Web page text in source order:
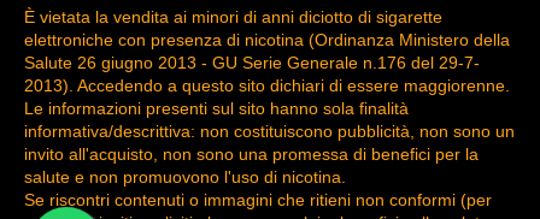
È vietata la vendita ai minori di anni diciotto di sigarette
elettroniche con presenza di nicotina (Ordinanza Ministero della
Salute 26 giugno 2013 - GU Serie Generale n.176 del 29-7-
2013). Accedendo a questo sito dichiari di essere maggiorenne.
Le informazioni presenti sul sito hanno sola finalità
informativa/descrittiva: non costituiscono pubblicità, non sono un
invito all'acquisto, non sono una promessa di benefici per la
salute e non promuovono l'uso di nicotina.
Se riscontri contenuti o immagini che ritieni non conformi (per